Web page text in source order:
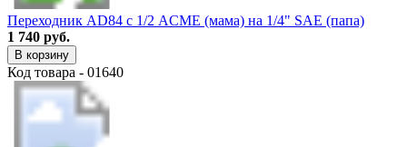
Переходник AD84 с 1/2 ACME (мама) на 1/4" SAE (папа)
1 740 руб.
В корзину
Код товара - 01640